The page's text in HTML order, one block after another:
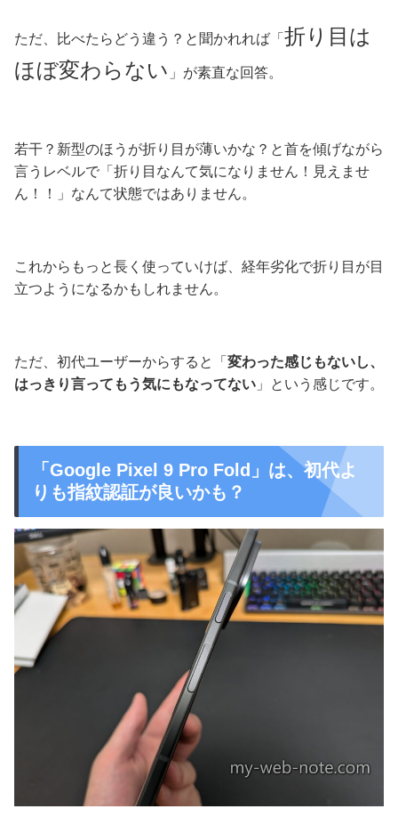
ただ、比べたらどう違う？と聞かれれば「 折り目は
ほぼ変わらない 」が素直な回答。
若干？新型のほうが折り目が薄いかな？と首を傾げながら
言うレベルで「折り目なんて気になりません！見えませ
ん！！」なんて状態ではありません。
これからもっと長く使っていけば、経年劣化で折り目が目
立つようになるかもしれません。
ただ、初代ユーザーからすると「 変わった感じもないし、
はっきり言ってもう気にもなってない 」という感じです。
「Google Pixel 9 Pro Fold」は、初代よ
りも指紋認証が良いかも？